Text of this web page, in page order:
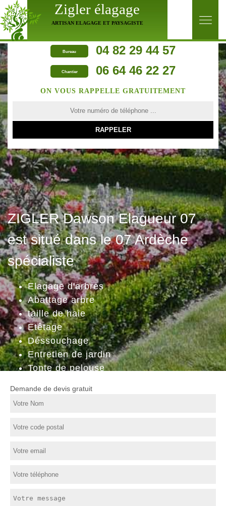
Zigler élagage
ARTISAN ELAGAGE ET PAYSAGISTE
Bureau 04 82 29 44 57
Chantier 06 64 46 22 27
ZIGLER Dawson Elagueur 07
est situé dans le 07 Ardèche
spécialiste
Elagage d'arbres
Abattage arbre
taille de haie
Etêtage
Déssouchage
Entretien de jardin
Tonte de pelouse
ON VOUS RAPPELLE GRATUITEMENT
Demande de devis gratuit